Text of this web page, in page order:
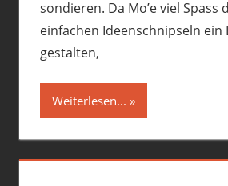
sondieren. Da Mo’e viel Spass
einfachen Ideenschnipseln ein
gestalten,
Weiterlesen...